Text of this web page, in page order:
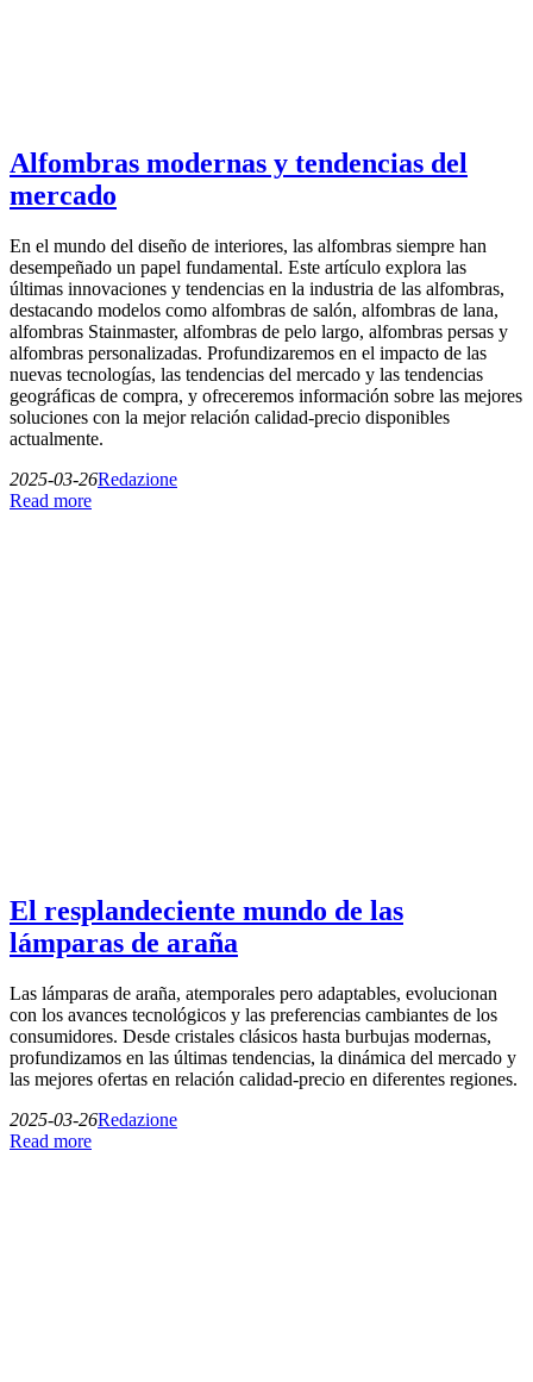
Alfombras modernas y tendencias del
mercado
En el mundo del diseño de interiores, las alfombras siempre han
desempeñado un papel fundamental. Este artículo explora las
últimas innovaciones y tendencias en la industria de las alfombras,
destacando modelos como alfombras de salón, alfombras de lana,
alfombras Stainmaster, alfombras de pelo largo, alfombras persas y
alfombras personalizadas. Profundizaremos en el impacto de las
nuevas tecnologías, las tendencias del mercado y las tendencias
geográficas de compra, y ofreceremos información sobre las mejores
soluciones con la mejor relación calidad-precio disponibles
actualmente.
2025-03-26Redazione
Read more
El resplandeciente mundo de las
lámparas de araña
Las lámparas de araña, atemporales pero adaptables, evolucionan
con los avances tecnológicos y las preferencias cambiantes de los
consumidores. Desde cristales clásicos hasta burbujas modernas,
profundizamos en las últimas tendencias, la dinámica del mercado y
las mejores ofertas en relación calidad-precio en diferentes regiones.
2025-03-26Redazione
Read more